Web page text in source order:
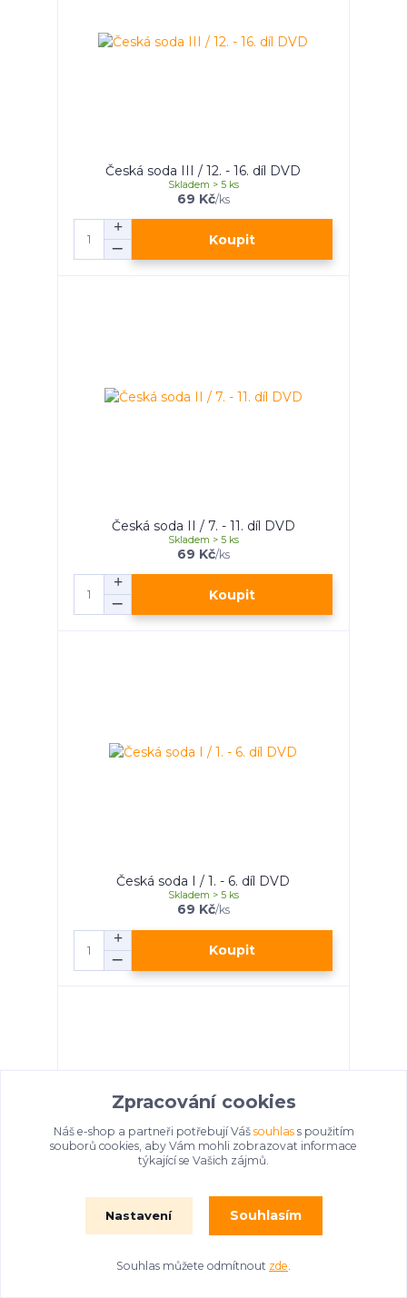
Česká soda III / 12. - 16. díl DVD
69 Kč/ks
Skladem > 5 ks
Koupit
Česká soda II / 7. - 11. díl DVD
69 Kč/ks
Skladem > 5 ks
Koupit
Česká soda I / 1. - 6. díl DVD
69 Kč/ks
Skladem > 5 ks
Koupit
Uvolněte se, prosím 3 DVD
69 Kč/ks
Zpracování cookies
Náš e-shop a partneři potřebují Váš souhlass použitím
souborů cookies, aby Vám mohli zobrazovat informace
týkající se Vašich zájmů.
Nastavení Souhlasím
Souhlas můžete odmítnout zde